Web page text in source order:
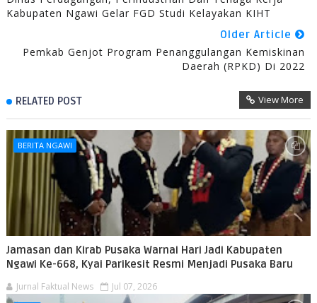
Kabupaten Ngawi Gelar FGD Studi Kelayakan KIHT
Older Article
Pemkab Genjot Program Penanggulangan Kemiskinan
Daerah (RPKD) Di 2022
RELATED POST View More
BERITA NGAWI
Jamasan dan Kirab Pusaka Warnai Hari Jadi Kabupaten
Ngawi Ke-668, Kyai Parikesit Resmi Menjadi Pusaka Baru
Jurnal Faktual News Jul 07, 2026